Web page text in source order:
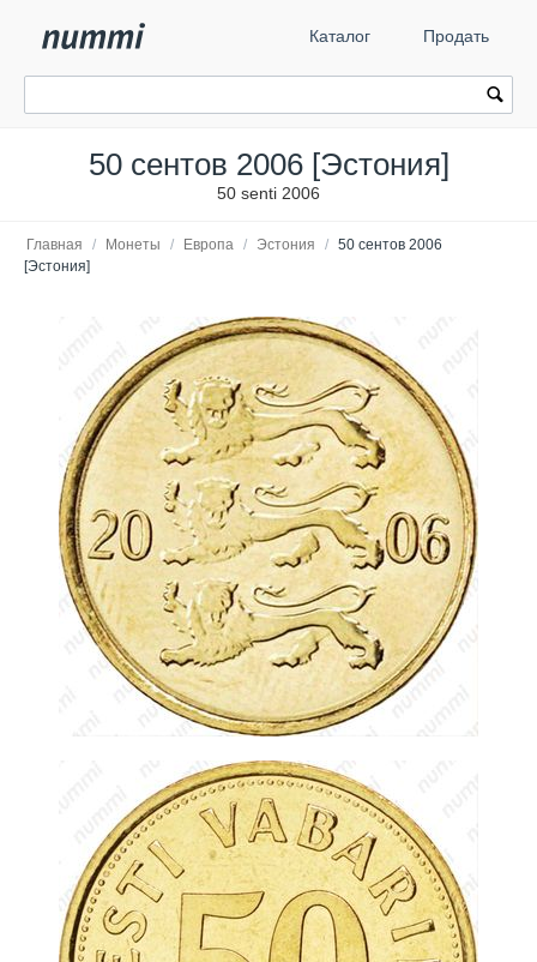
Каталог Продать
50 сентов 2006 [Эстония]
50 senti 2006
Главная / Монеты / Европа / Эстония / 50 сентов 2006
[Эстония]